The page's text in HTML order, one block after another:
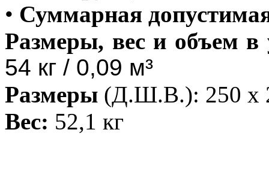
• Суммарная
Размеры, вес и объем в
54 кг / 0,09 м³
Размеры (Д.Ш.В.): 250 х
Вес: 52,1 кг